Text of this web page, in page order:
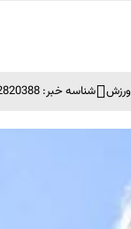
ورزش شناسه خبر: 2820388